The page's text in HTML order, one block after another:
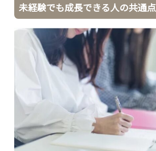
未経験でも成長できる人の共通点